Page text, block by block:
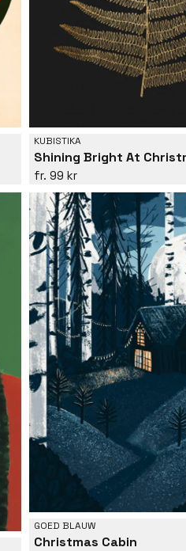
KUBISTIKA
Shining Bright At
99 kr
GOED BLAUW
Christmas Cabin